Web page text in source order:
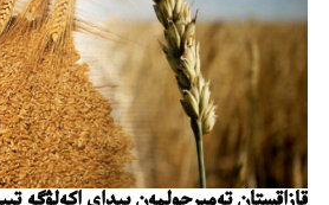
قازاقستان تەمىرجولمەن بيداي اكەلۋگە